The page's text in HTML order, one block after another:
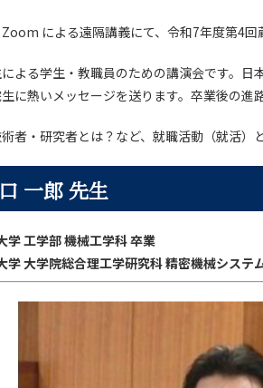
による遠隔講義にて、令和7年度第4回
よる学生・教職員のための講演会です。日
に熱いメッセージを送ります。卒業後の進
者・研究者とは？など、就職活動（就活）
一郎 先生
学 工学部 機械工学科 卒業
学 大学院総合理工学研究科 精密機械システ